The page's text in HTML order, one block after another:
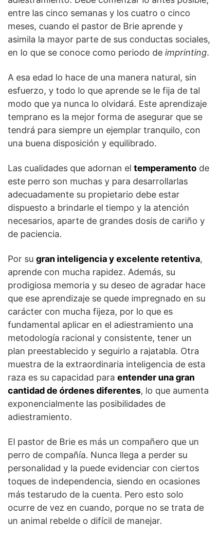
entre las cinco semanas y los cuatro o cinco
meses, cuando el pastor de Brie aprende y
asimila la mayor parte de sus conductas sociales,
en lo que se conoce como periodo de imprinting.
A esa edad lo hace de una manera natural, sin
esfuerzo, y todo lo que aprende se le fija de tal
modo que ya nunca lo olvidará. Este aprendizaje
temprano es la mejor forma de asegurar que se
tendrá para siempre un ejemplar tranquilo, con
una buena disposición y equilibrado.
Las cualidades que adornan el temperamento de
este perro son muchas y para desarrollarlas
adecuadamente su propietario debe estar
dispuesto a brindarle el tiempo y la atención
necesarios, aparte de grandes dosis de cariño y
de paciencia.
Por su gran inteligencia y excelente retentiva,
aprende con mucha rapidez. Además, su
prodigiosa memoria y su deseo de agradar hace
que ese aprendizaje se quede impregnado en su
carácter con mucha fijeza, por lo que es
fundamental aplicar en el adiestramiento una
metodología racional y consistente, tener un
plan preestablecido y seguirlo a rajatabla. Otra
muestra de la extraordinaria inteligencia de esta
raza es su capacidad para entender una gran
cantidad de órdenes diferentes, lo que aumenta
exponencialmente las posibilidades de
adiestramiento.
El pastor de Brie es más un compañero que un
perro de compañía. Nunca llega a perder su
personalidad y la puede evidenciar con ciertos
toques de independencia, siendo en ocasiones
más testarudo de la cuenta. Pero esto solo
ocurre de vez en cuando, porque no se trata de
un animal rebelde o difícil de manejar.